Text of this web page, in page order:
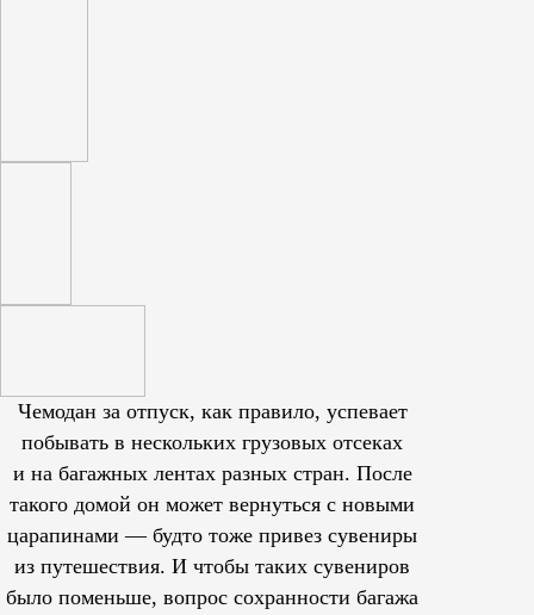
Чемодан за отпуск, как правило, успевает
побывать в нескольких грузовых отсеках
и на багажных лентах разных стран. После
такого домой он может вернуться с новыми
царапинами — будто тоже привез сувениры
из путешествия. И чтобы таких сувениров
было поменьше, вопрос сохранности багажа